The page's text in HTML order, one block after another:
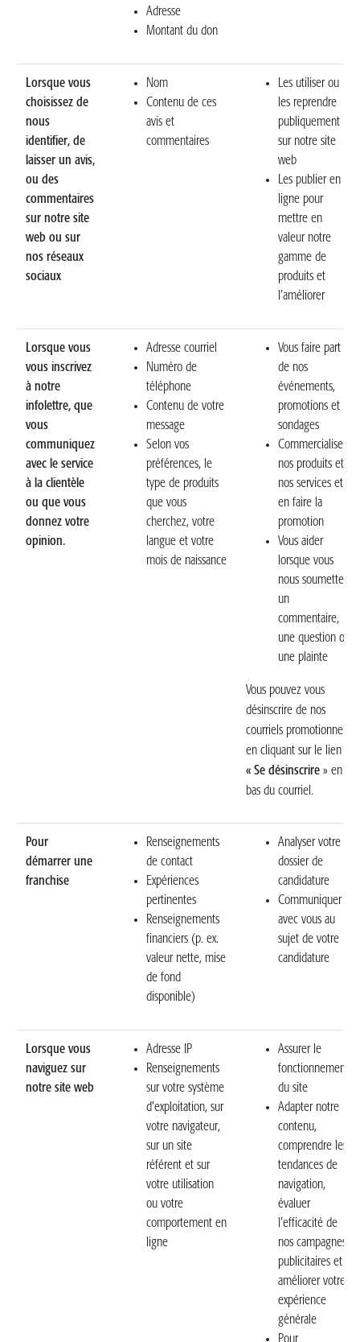
Adresse
Montant du don
Lorsque vous
choisissez de
nous
identifier, de
laisser un avis,
ou des
commentaires
sur notre site
web ou sur
nos réseaux
sociaux
Nom
Contenu de ces
avis et
commentaires
Les utiliser ou
les reprendre
publiquement
sur notre site
web
Les publier en
ligne pour
mettre en
valeur notre
gamme de
produits et
l’améliorer
Lorsque vous
vous inscrivez
à notre
infolettre, que
vous
communiquez
avec le service
à la clientèle
ou que vous
donnez votre
opinion.
Adresse courriel
Numéro de
téléphone
Contenu de votre
message
Selon vos
préférences, le
type de produits
que vous
cherchez, votre
langue et votre
mois de naissance
Vous faire part
de nos
événements,
promotions et
sondages
Commercialiser
nos produits et
nos services et
en faire la
promotion
Vous aider
lorsque vous
nous soumettez
un
commentaire,
une question ou
une plainte
Vous pouvez vous
désinscrire de nos
courriels promotionnels
en cliquant sur le lien
« Se désinscrire » en
bas du courriel.
Pour
démarrer une
franchise
Renseignements
de contact
Expériences
pertinentes
Renseignements
financiers (p. ex.
valeur nette, mise
de fond
disponible)
Analyser votre
dossier de
candidature
Communiquer
avec vous au
sujet de votre
candidature
Lorsque vous
naviguez sur
notre site web
Adresse IP
Renseignements
sur votre système
d’exploitation, sur
votre navigateur,
sur un site
référent et sur
votre utilisation
ou votre
comportement en
ligne
Assurer le
fonctionnement
du site
Adapter notre
contenu,
comprendre les
tendances de
navigation,
évaluer
l’efficacité de
nos campagnes
publicitaires et
améliorer votre
expérience
générale
Pour